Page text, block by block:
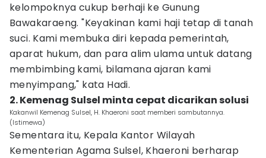
kelompoknya cukup berhaji ke Gunung
Bawakaraeng. "Keyakinan kami haji tetap di tanah
suci. Kami membuka diri kepada pemerintah,
aparat hukum, dan para alim ulama untuk datang
membimbing kami, bilamana ajaran kami
menyimpang," kata Hadi.
2. Kemenag Sulsel minta cepat dicarikan solusi
Kakanwil Kemenag Sulsel, H. Khaeroni saat memberi sambutannya.
(Istimewa)
Sementara itu, Kepala Kantor Wilayah
Kementerian Agama Sulsel, Khaeroni berharap